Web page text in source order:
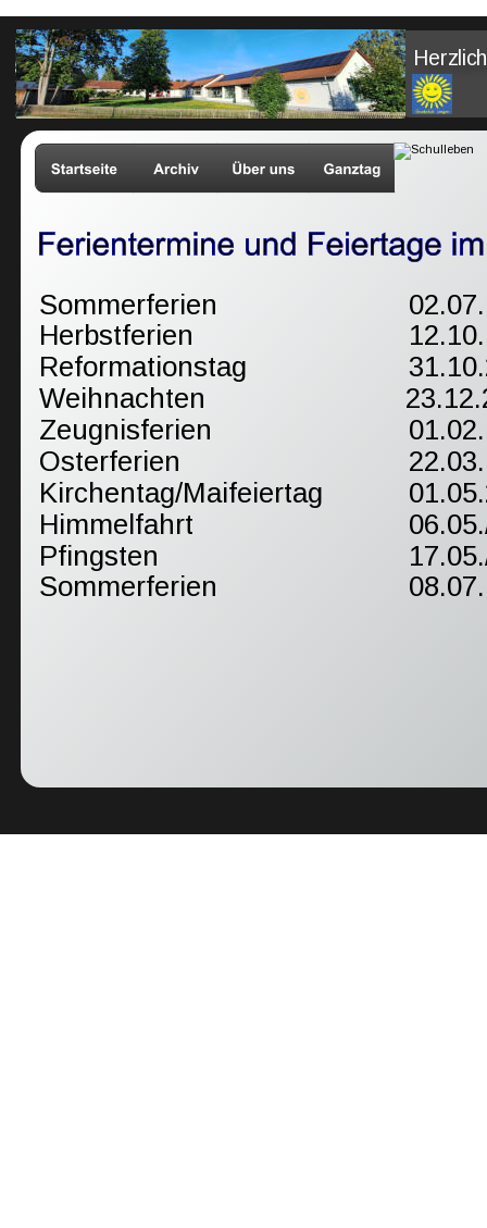
Sommerferien
Herbstferien
Reformationstag
Weihnachten
Zeugnisferien
Osterferien
Kirchentag/Maifeiertag
Himmelfahrt
Pfingsten
Sommerferien